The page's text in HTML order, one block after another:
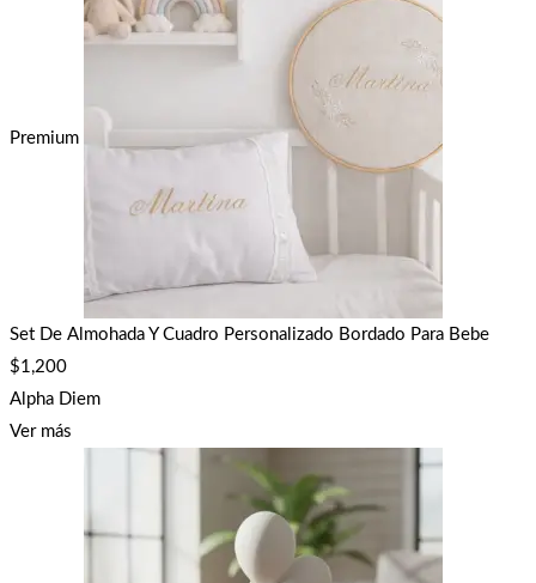
Premium
Set De Almohada Y Cuadro Personalizado Bordado Para Bebe
$1,200
Alpha Diem
Ver más